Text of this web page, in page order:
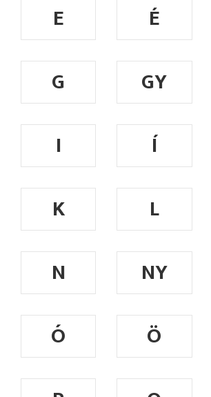
E
É
G
GY
I
Í
K
L
N
NY
Ó
Ö